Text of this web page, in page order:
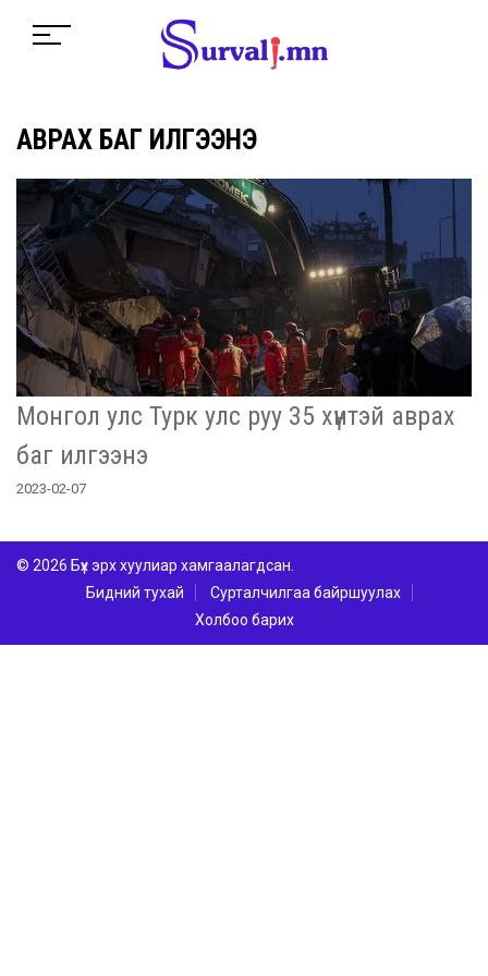
АВРАХ БАГ ИЛГЭЭНЭ
Монгол улс Турк улс руу 35 хүнтэй аврах
баг илгээнэ
2023-02-07
© 2026 Бүх эрх хуулиар хамгаалагдсан.
Бидний тухай
Сурталчилгаа байршуулах
Холбоо барих